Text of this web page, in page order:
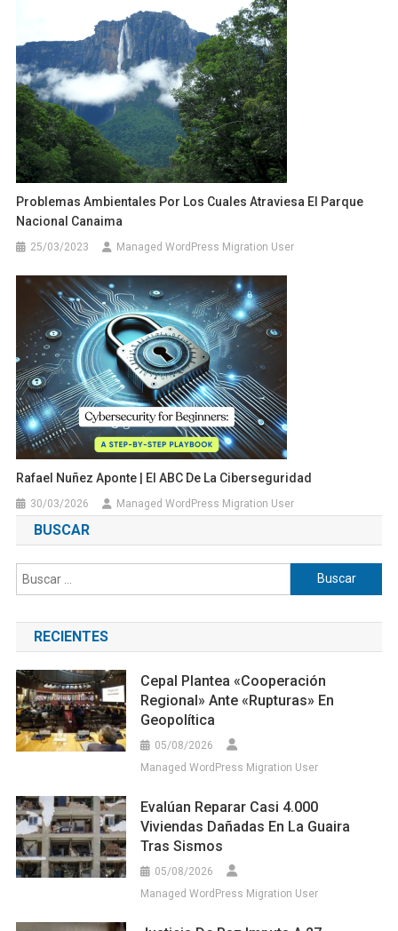
Problemas Ambientales Por Los Cuales Atraviesa El Parque
Nacional Canaima
25/03/2023 Managed WordPress Migration User
Rafael Nuñez Aponte | El ABC De La Ciberseguridad
30/03/2026 Managed WordPress Migration User
BUSCAR
Buscar:
RECIENTES
Cepal Plantea «cooperación
Regional» Ante «rupturas» En
Geopolítica
05/08/2026
Managed WordPress Migration User
Evalúan Reparar Casi 4.000
Viviendas Dañadas En La Guaira
Tras Sismos
05/08/2026
Managed WordPress Migration User